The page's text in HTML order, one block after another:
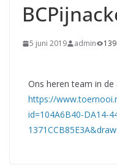
5 juni 2019 admin
Ons heren team in de
https://
id=104A6B40-DA14-